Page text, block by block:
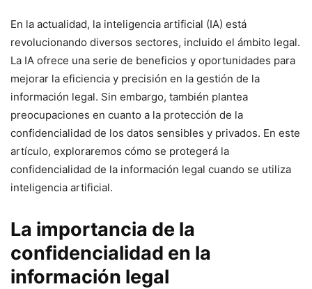
En la actualidad, la inteligencia artificial (IA) está
revolucionando diversos sectores, incluido el ámbito legal.
La IA ofrece una serie de beneficios y oportunidades para
mejorar la eficiencia y precisión en la gestión de la
información legal. Sin embargo, también plantea
preocupaciones en cuanto a la protección de la
confidencialidad de los datos sensibles y privados. En este
artículo, exploraremos cómo se protegerá la
confidencialidad de la información legal cuando se utiliza
inteligencia artificial.
La importancia de la
confidencialidad en la
información legal